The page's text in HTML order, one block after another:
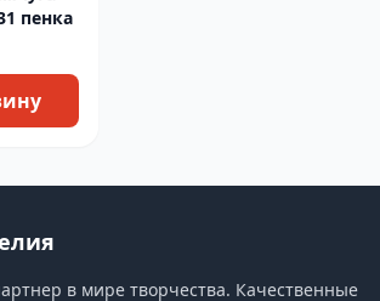
пенка
в мире творчества. Качественные